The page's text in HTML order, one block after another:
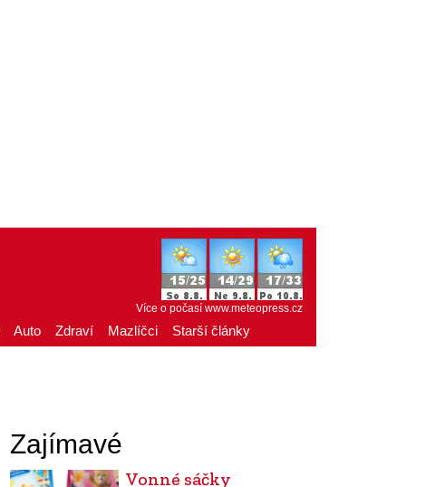
Více o počasí www.meteopress.cz
Auto Zdraví Mazlíčci Starší články
Zajímavé
Vonné sáčky